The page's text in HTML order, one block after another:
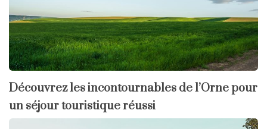
Découvrez les incontournables de l’Orne pour
un séjour touristique réussi